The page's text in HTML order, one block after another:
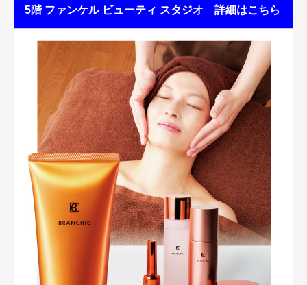
5階 ファンケル ビューティ スタジオ 詳細はこちら